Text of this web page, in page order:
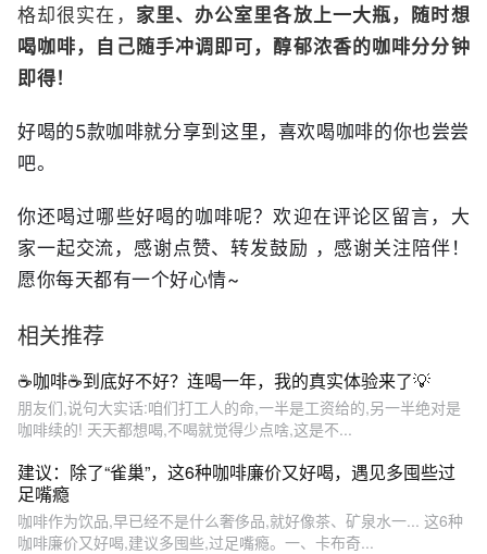
格却很实在， 家里、办公室里各放上一大瓶，随时想
喝咖啡，自己随手冲调即可，醇郁浓香的咖啡分分钟
即得！
好喝的5款咖啡就分享到这里，喜欢喝咖啡的你也尝尝
吧。
你还喝过哪些好喝的咖啡呢？欢迎在评论区留言，大
家一起交流，感谢点赞、转发鼓励 ，感谢关注陪伴！
愿你每天都有一个好心情~
相关推荐
☕️咖啡☕️到底好不好？连喝一年，我的真实体验来了💡
朋友们,说句大实话:咱们打工人的命,一半是工资给的,另一半绝对是
咖啡续的! 天天都想喝,不喝就觉得少点啥,这是不...
建议：除了“雀巢”，这6种咖啡廉价又好喝，遇见多囤些过
足嘴瘾
咖啡作为饮品,早已经不是什么奢侈品,就好像茶、矿泉水一... 这6种
咖啡廉价又好喝,建议多囤些,过足嘴瘾。一、卡布奇...